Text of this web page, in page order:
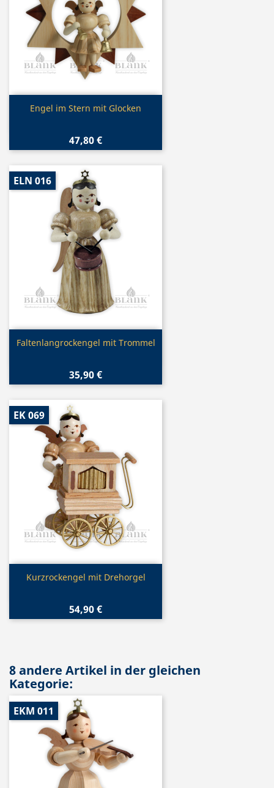
Vorschau
Engel im Stern mit Glocken
47,80 €
Vorschau
Faltenlangrockengel mit Trommel
35,90 €
ELN 016
Vorschau
Kurzrockengel mit Drehorgel
54,90 €
EK 069
8 andere Artikel in der gleichen
Kategorie:
EKM 011